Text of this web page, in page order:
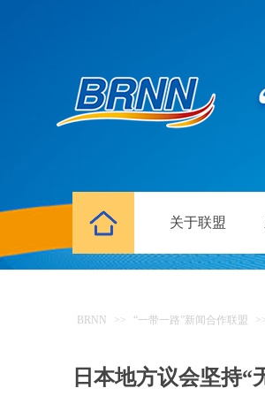
关于联盟
BRNN >> “一带一路”新闻合作联盟
日本地方议会坚持“